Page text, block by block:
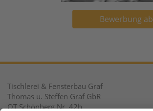
Tischlerei & Fensterbau Graf
Thomas u. Steffen Graf GbR
OT Schönberg Nr. 42b